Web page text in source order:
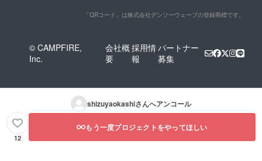
「QRコード」は株式会社デンソーウェーブの登録商標です。
© CAMPFIRE,
Inc.
会社概
要
採用情
報
パートナー
募集
shizuyaokashiさんへアンコール
12
もう一度プロジェクトをやってほしい